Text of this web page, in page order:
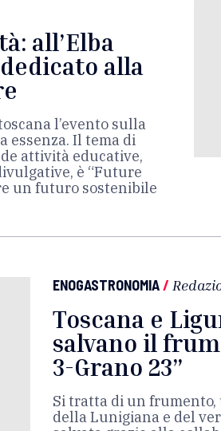
all’Elba
alla
l’evento sulla
essenza. Il tema di
attività educative,
è “Future
un futuro sostenibile
ENOGASTRONOMIA/
Toscana e
salvano il
3-Grano 23”
Si tratta di un
della Lunigiana e del